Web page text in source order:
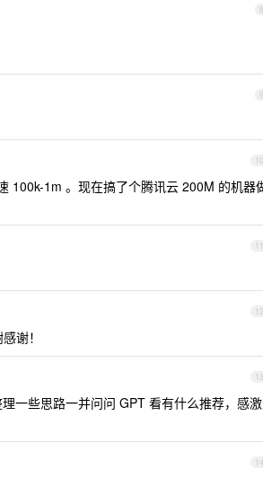
8
9
10
100k-1m 。现在搞了个腾讯云 200M 的机器
11
12
谢！
13
一些思路一并问问 GPT 看有什么推荐，感激
14